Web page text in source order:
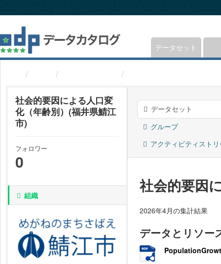
キ
プ
し
て
データセット
社会的要因による人口変
化（年齢別）(福井県鯖江
市)
フォロワー
0
組織
データセット
グループ
アクティビティスト
社会的要因
2026年4月の集計結果
データとリソー